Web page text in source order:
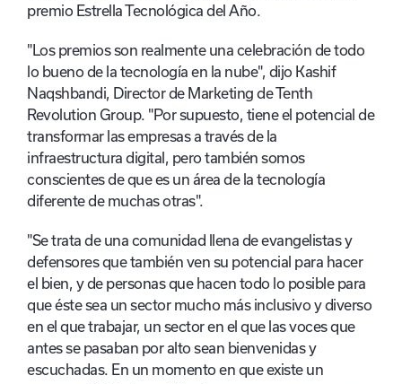
premio Estrella Tecnológica del Año.
"Los premios son realmente una celebración de todo
lo bueno de la tecnología en la nube", dijo Kashif
Naqshbandi, Director de Marketing de Tenth
Revolution Group. "Por supuesto, tiene el potencial de
transformar las empresas a través de la
infraestructura digital, pero también somos
conscientes de que es un área de la tecnología
diferente de muchas otras".
"Se trata de una comunidad llena de evangelistas y
defensores que también ven su potencial para hacer
el bien, y de personas que hacen todo lo posible para
que éste sea un sector mucho más inclusivo y diverso
en el que trabajar, un sector en el que las voces que
antes se pasaban por alto sean bienvenidas y
escuchadas. En un momento en que existe un